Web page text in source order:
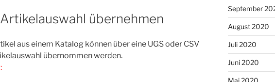
übernehmen
aus einem Katalog können über eine UGS oder CSV
übernommen werden.
September
August 2020
Juli 2020
Juni 2020
Mai 2020